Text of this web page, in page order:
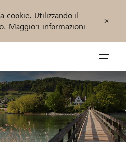
cookie. Utilizzando il
Maggiori informazioni
öffnen
Inizia ora